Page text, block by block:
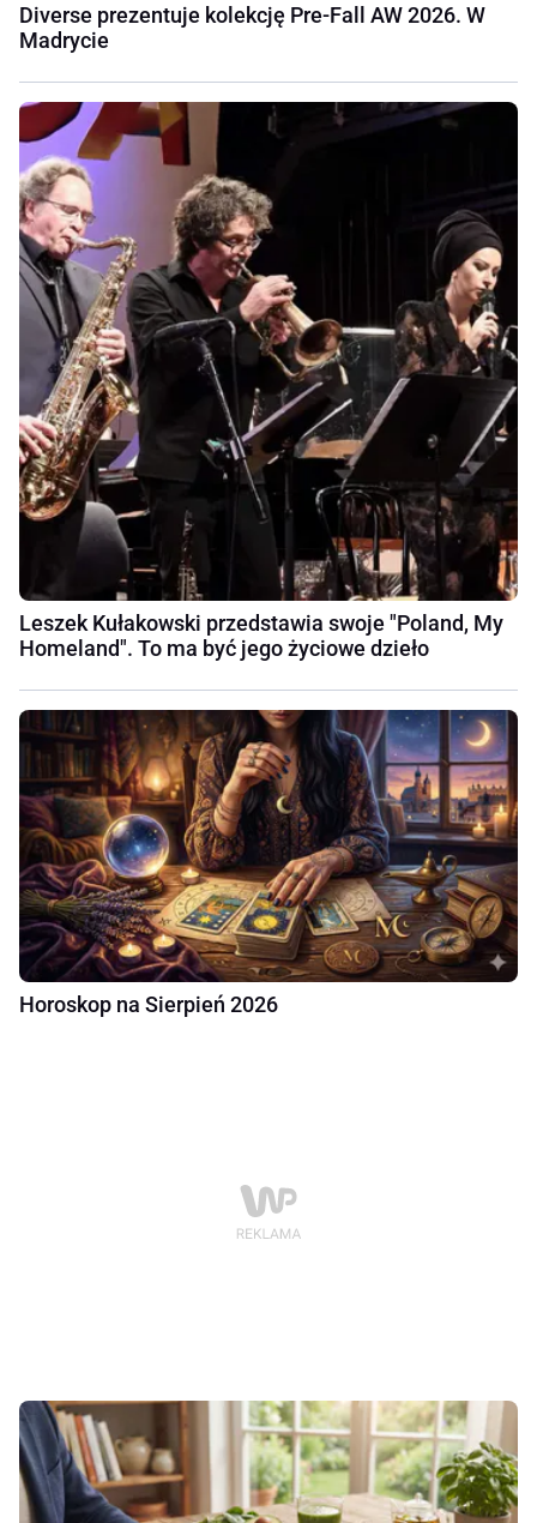
Diverse prezentuje kolekcję Pre-Fall AW 2026. W
Madrycie
Leszek Kułakowski przedstawia swoje "Poland, My
Homeland". To ma być jego życiowe dzieło
Horoskop na Sierpień 2026